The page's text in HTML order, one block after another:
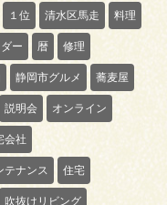
１位 清水区馬走 料理
ー 暦 修理
静岡市グルメ 蕎麦屋
説明会 オンライン
会社
テナンス 住宅
吹抜けリビング